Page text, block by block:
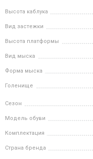
Высота каблука
Вид застежки
Высота платформы
Вид мыска
Форма мыска
Голенище
Сезон
Модель обуви
Комплектация
Страна бренда